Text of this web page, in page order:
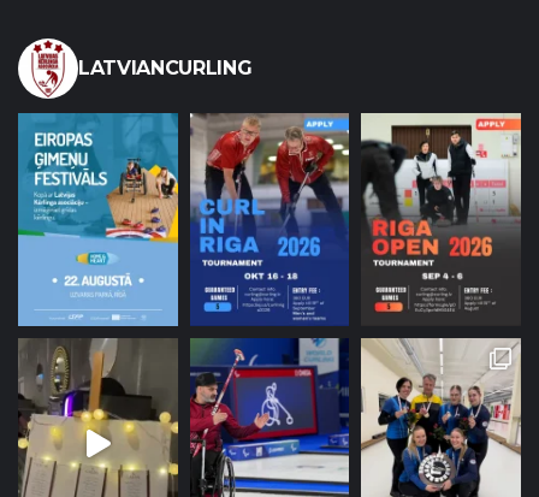
LATVIANCURLING